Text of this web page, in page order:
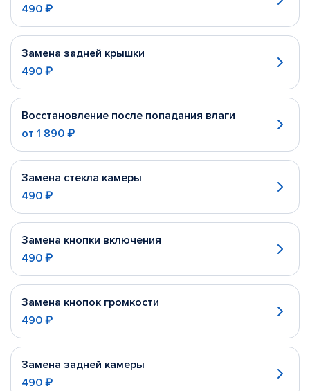
490 ₽
Замена задней крышки
490 ₽
Восстановление после попадания влаги
от 1 890 ₽
Замена стекла камеры
490 ₽
Замена кнопки включения
490 ₽
Замена кнопок громкости
490 ₽
Замена задней камеры
490 ₽